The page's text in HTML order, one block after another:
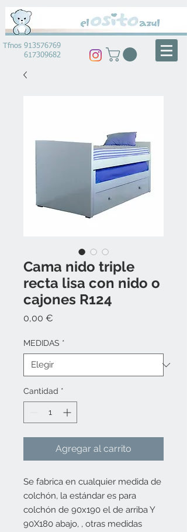
Tfnos 913576769
617309682
Cama nido triple
recta lisa con nido o
cajones R124
0,00 €
MEDIDAS *
Cantidad *
Agregar al carrito
Se fabrica en cualquier medida de
colchón, la estándar es para
colchón de 90x190 el de arriba Y
90X180 abajo, , otras medidas